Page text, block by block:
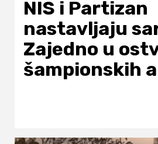
NIS i Partizan
nastavljaju
Zajedno u
šampionskih